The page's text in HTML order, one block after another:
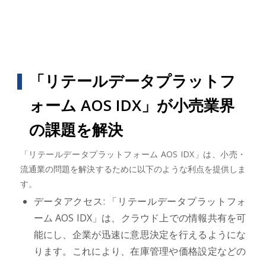
「リテールデータプラットフ
ォーム AOS IDX」が小売業界
の課題を解決
「リテールデータプラットフォーム AOS IDX」は、小売・
流通業の問題を解決するために以下のような利点を提供しま
す。
データアクセス: 「リテールデータプラットフォ
ーム AOS IDX」は、クラウド上での情報共有を可
能にし、企業が迅速に意思決定を行えるようにな
ります。これにより、在庫管理や価格設定などの